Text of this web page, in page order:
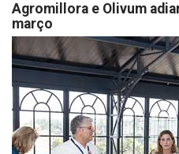
Agromillora e Olivum
março